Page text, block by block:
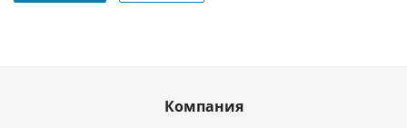
Компания